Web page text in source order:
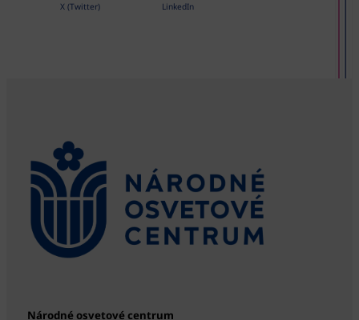
X (Twitter) LinkedIn
Národné osvetové centrum